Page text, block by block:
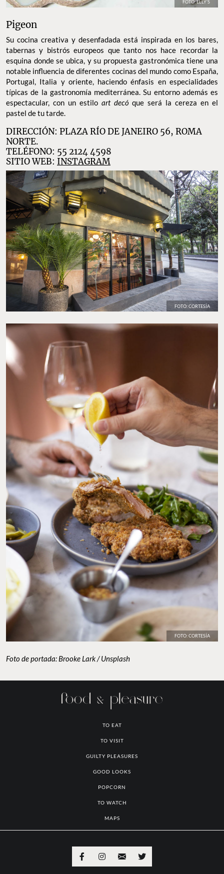
FOTO: ELLY’S
Pigeon
Su cocina creativa y desenfadada está inspirada en los bares,
tabernas y bistrós europeos que tanto nos hace recordar la
esquina donde se ubica, y su propuesta gastronómica tiene una
notable influencia de diferentes cocinas del mundo como España,
Portugal, Italia y oriente, haciendo énfasis en especialidades
típicas de la gastronomía mediterránea. Su entorno además es
espectacular, con un estilo art decó que será la cereza en el
pastel de tu tarde.
DIRECCIÓN: PLAZA RÍO DE JANEIRO 56, ROMA
NORTE.
TELÉFONO: 55 2124 4598
SITIO WEB: INSTAGRAM
FOTO: CORTESÍA
FOTO: CORTESÍA
Foto de portada: Brooke Lark / Unsplash
TO EAT
TO VISIT
GUILTY PLEASURES
GOOD LOOKS
POPCORN
TO WATCH
MAPS